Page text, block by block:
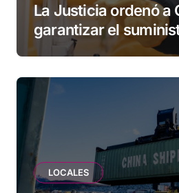
La Justicia ordenó a
garantizar el
una familia de Tolhuin
LOCALES